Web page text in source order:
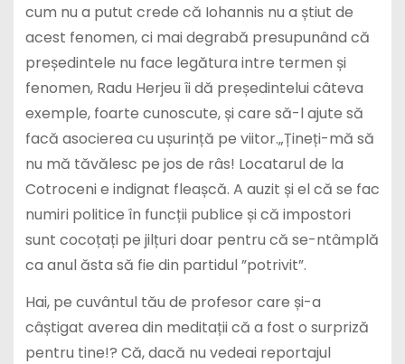
cum nu a putut crede că Iohannis nu a știut de
acest fenomen, ci mai degrabă presupunând că
președintele nu face legătura intre termen și
fenomen, Radu Herjeu îi dă președintelui câteva
exemple, foarte cunoscute, și care să-l ajute să
facă asocierea cu ușurință pe viitor.„Țineți-mă să
nu mă tăvălesc pe jos de râs! Locatarul de la
Cotroceni e indignat fleașcă. A auzit și el că se fac
numiri politice în funcții publice și că impostori
sunt cocoțați pe jilțuri doar pentru că se-ntâmplă
ca anul ăsta să fie din partidul ”potrivit”.
Hai, pe cuvântul tău de profesor care și-a
câștigat averea din meditații că a fost o surpriză
pentru tine!? Că, dacă nu vedeai reportajul